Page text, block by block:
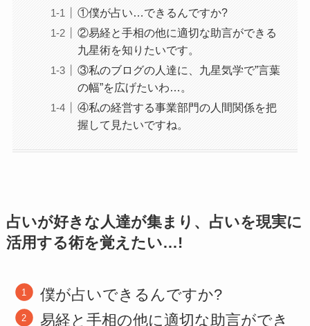
①僕が占い…できるんですか?
②易経と手相の他に適切な助言ができる
九星術を知りたいです。
③私のブログの人達に、九星気学で”言葉
の幅”を広げたいわ…。
④私の経営する事業部門の人間関係を把
握して見たいですね。
占いが好きな人達が集まり、占いを現実に
活用する術を覚えたい…!
僕が占いできるんですか?
易経と手相の他に適切な助言ができ